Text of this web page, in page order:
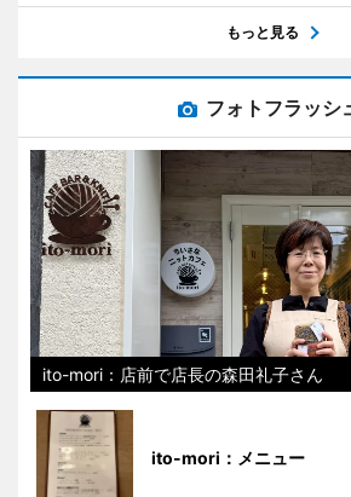
もっと見る
フォトフラッシ
ito-mori：店前で店長の森田礼子さん
ito-mori：メニュー